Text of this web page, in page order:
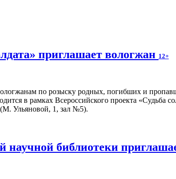
приглашает вологжан 12+
по розыску родных, погибших и
в рамках Всероссийского проекта «Судьба
(М. Ульяновой, 1, зал №5).
научной библиотеки